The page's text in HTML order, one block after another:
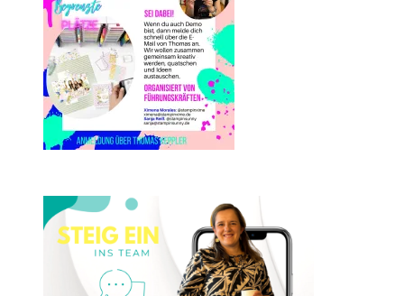
Einsteigen 2025 im Team
Stampin‘ Sunny
23. Januar 2025